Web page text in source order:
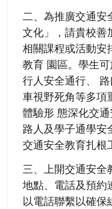
二、為推廣交通安
文化」，請貴校善
相關課程或活動安
教育 園區。學生
行人安全通行、
車視野死角等多項
體驗形 態深化交
路人及學子通學安
交通安全教育扎根
三、上開交通安全
地點、電話及預約
以電話聯繫以確保